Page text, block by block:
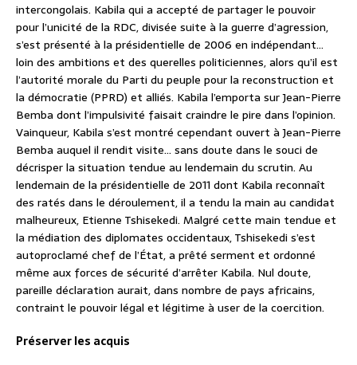
intercongolais. Kabila qui a accepté de partager le pouvoir
pour l’unicité de la RDC, divisée suite à la guerre d’agression,
s’est présenté à la présidentielle de 2006 en indépendant…
loin des ambitions et des querelles politiciennes, alors qu’il est
l’autorité morale du Parti du peuple pour la reconstruction et
la démocratie (PPRD) et alliés. Kabila l’emporta sur Jean-Pierre
Bemba dont l’impulsivité faisait craindre le pire dans l’opinion.
Vainqueur, Kabila s’est montré cependant ouvert à Jean-Pierre
Bemba auquel il rendit visite… sans doute dans le souci de
décrisper la situation tendue au lendemain du scrutin. Au
lendemain de la présidentielle de 2011 dont Kabila reconnaît
des ratés dans le déroulement, il a tendu la main au candidat
malheureux, Etienne Tshisekedi. Malgré cette main tendue et
la médiation des diplomates occidentaux, Tshisekedi s’est
autoproclamé chef de l’État, a prêté serment et ordonné
même aux forces de sécurité d’arrêter Kabila. Nul doute,
pareille déclaration aurait, dans nombre de pays africains,
contraint le pouvoir légal et légitime à user de la coercition.
Préserver les acquis